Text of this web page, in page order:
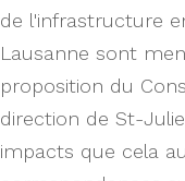
de l'infrastructure
Lausanne sont
proposition du
direction de St-
impacts que cela